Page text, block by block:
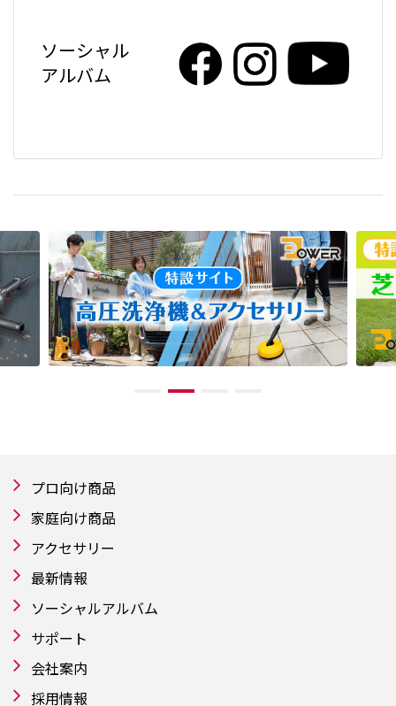
ソーシャル
アルバム
プロ向け商品
家庭向け商品
アクセサリー
最新情報
ソーシャルアルバム
サポート
会社案内
採用情報